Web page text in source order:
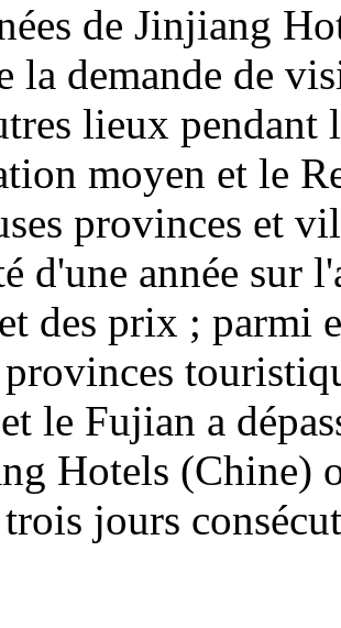
de Jinjiang
la demande de
lieux pendant
moyen et le
provinces et
d'une année sur
des prix ; parmi
provinces
le Fujian a
Hotels (Chine)
jours